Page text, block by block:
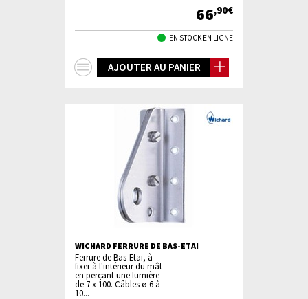
66,90€
EN STOCK EN LIGNE
AJOUTER AU PANIER
WICHARD FERRURE DE BAS-ETAI
Ferrure de Bas-Etai, à
fixer à l'intérieur du mât
en perçant une lumière
de 7 x 100. Câbles ø 6 à
10...